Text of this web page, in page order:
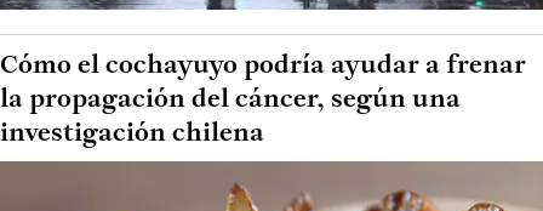
Cómo el cochayuyo podría ayudar a frenar
la propagación del cáncer, según una
investigación chilena